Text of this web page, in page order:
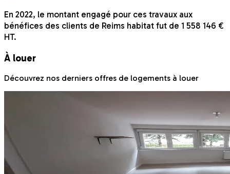
En 2022, le montant engagé pour ces travaux aux
bénéfices des clients de Reims habitat fut de 1 558 146 €
HT.
À louer
Découvrez nos derniers offres de logements à louer